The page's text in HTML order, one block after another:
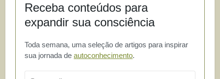
Receba conteúdos para
expandir sua consciência
Toda semana, uma seleção de artigos para inspirar
sua jornada deautoconhecimento.